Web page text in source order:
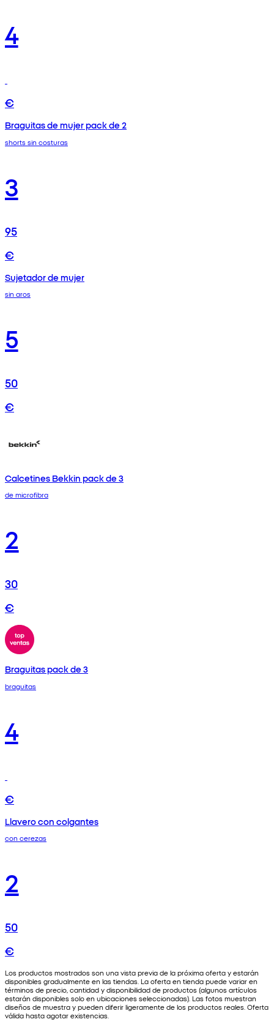
4
€
Braguitas de mujer pack de 2
shorts sin costuras
3
95
€
Sujetador de mujer
sin aros
5
50
€
Calcetines Bekkin pack de 3
de microfibra
2
30
€
Braguitas pack de 3
braguitas
4
€
Llavero con colgantes
con cerezas
2
50
€
Los productos mostrados son una vista previa de la próxima oferta y estarán
disponibles gradualmente en las tiendas. La oferta en tienda puede variar en
términos de precio, cantidad y disponibilidad de productos (algunos artículos
estarán disponibles solo en ubicaciones seleccionadas). Las fotos muestran
diseños de muestra y pueden diferir ligeramente de los productos reales. Oferta
válida hasta agotar existencias.